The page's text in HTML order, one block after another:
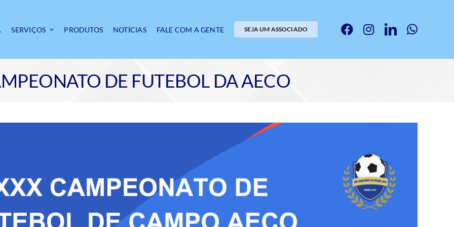
SERVIÇOS PRODUTOS NOTÍCIAS FALE COM A GENTE SEJA UM ASSOCIADO
DE FUTEBOL DA AECO